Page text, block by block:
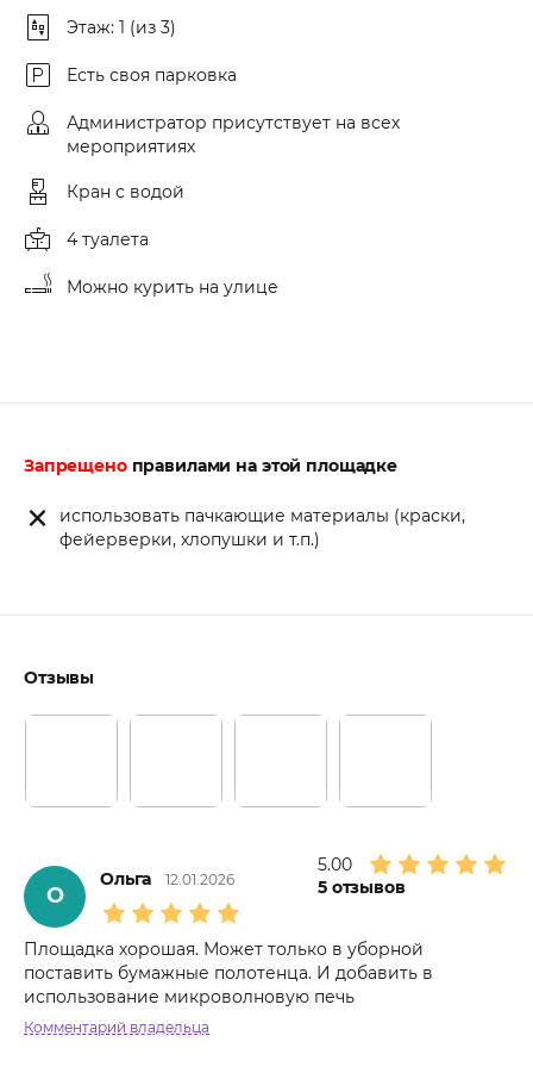
Этаж: 1 (из 3)
Есть своя парковка
Администратор присутствует на всех
мероприятиях
Кран с водой
4 туалета
Можно курить на улице
Запрещеноправилами на этой площадке
использовать пачкающие материалы (краски,
фейерверки, хлопушки и т.п.)
Отзывы
5.00
5отзывов
О
Ольга 12.01.2026
Площадка хорошая. Может только в уборной
поставить бумажные полотенца. И добавить в
использование микроволновую печь
Комментарий владельца